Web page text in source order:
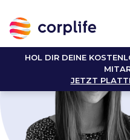
HOL DIR DEINE
JETZT